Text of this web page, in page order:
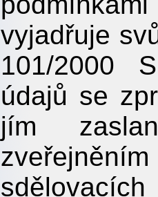
vyjadřuje
101/2000
údajů se
jím